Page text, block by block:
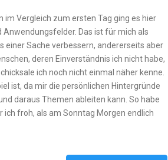
Vergleich zum ersten Tag ging es hier
Das ist für mich als
einer Sache verbessern, andererseits aber
deren Einverständnis ich nicht habe,
ich noch nicht einmal näher kenne.
ist, da mir die persönlichen Hintergründe
daraus Themen ableiten kann. So habe
froh, als am Sonntag Morgen endlich